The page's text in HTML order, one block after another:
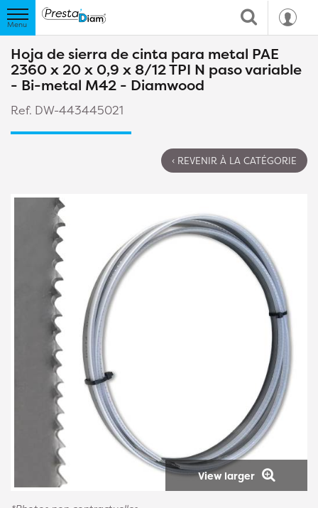
Hoja de sierra de cinta para metal PAE
2360 x 20 x 0,9 x 8/12 TPI N paso variable
- Bi-metal M42 - Diamwood
Ref. DW-443445021
‹ REVENIR À LA CATÉGORIE
View larger